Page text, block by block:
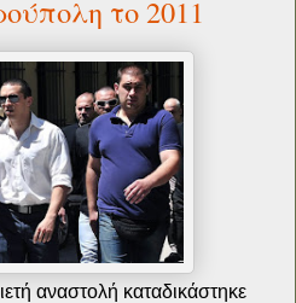
το 2011
αναστολή καταδικάστηκε